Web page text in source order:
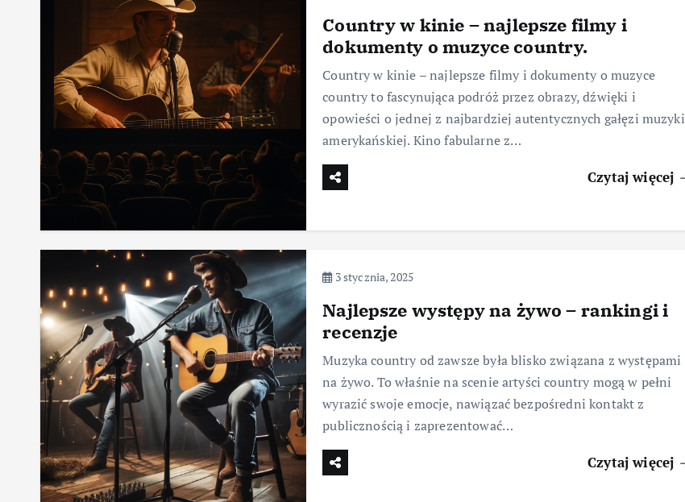
Country w kinie – najlepsze filmy i
dokumenty o muzyce country.
Country w kinie – najlepsze filmy i dokumenty o muzyce
country to fascynująca podróż przez obrazy, dźwięki i
opowieści o jednej z najbardziej autentycznych gałęzi muzyki
amerykańskiej. Kino fabularne z…
Czytaj więcej
3 stycznia, 2025
Najlepsze występy na żywo – rankingi i
recenzje
Muzyka country od zawsze była blisko związana z występami
na żywo. To właśnie na scenie artyści country mogą w pełni
wyrazić swoje emocje, nawiązać bezpośredni kontakt z
publicznością i zaprezentować…
Czytaj więcej